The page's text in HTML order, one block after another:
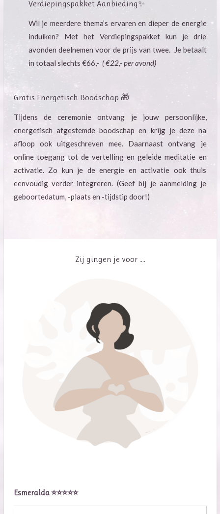
Verdiepingspakket Aanbieding✨
Wil je meerdere thema’s ervaren en dieper de energie
induiken? Met het Verdiepingspakket kun je drie
avonden deelnemen voor de prijs van twee. Je betaalt
in totaal slechts €66,- ( €22,- per avond)
Gratis Energetisch Boodschap 🎁
Tijdens de ceremonie ontvang je jouw persoonlijke,
energetisch afgestemde boodschap en krijg je deze na
afloop ook uitgeschreven mee. Daarnaast ontvang je
online toegang tot de vertelling en geleide meditatie en
activatie. Zo kun je de energie en activatie ook thuis
eenvoudig verder integreren. (Geef bij je aanmelding je
geboortedatum, -plaats en -tijdstip door!)
Zij gingen je voor ....
Esmeralda⭐⭐⭐⭐⭐